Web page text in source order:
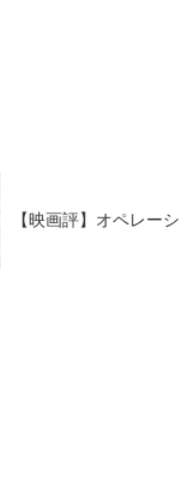
【映画評】オペレー